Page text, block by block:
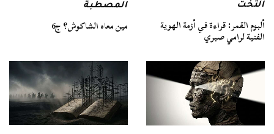
التخت
ألبوم القمر: قراءة في أزمة الهوية
الفنية لرامي صبري
المصطبة
مين معاه الشاكوش؟ ج6